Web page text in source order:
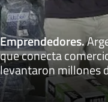
Emprendedores.
que conecta
levantaron millones